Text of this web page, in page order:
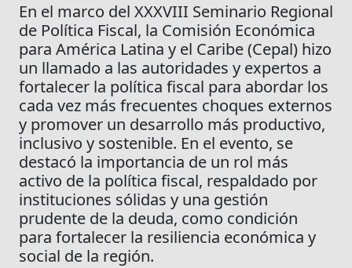
En el marco del XXXVIII Seminario Regional
de Política Fiscal, la Comisión Económica
para América Latina y el Caribe (Cepal) hizo
un llamado a las autoridades y expertos a
fortalecer la política fiscal para abordar los
cada vez más frecuentes choques externos
y promover un desarrollo más productivo,
inclusivo y sostenible. En el evento, se
destacó la importancia de un rol más
activo de la política fiscal, respaldado por
instituciones sólidas y una gestión
prudente de la deuda, como condición
para fortalecer la resiliencia económica y
social de la región.